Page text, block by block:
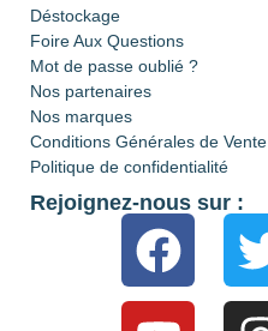
Déstockage
Foire Aux Questions
Mot de passe oublié ?
Nos partenaires
Nos marques
Conditions Générales de Vente
Politique de confidentialité
Rejoignez-nous sur :